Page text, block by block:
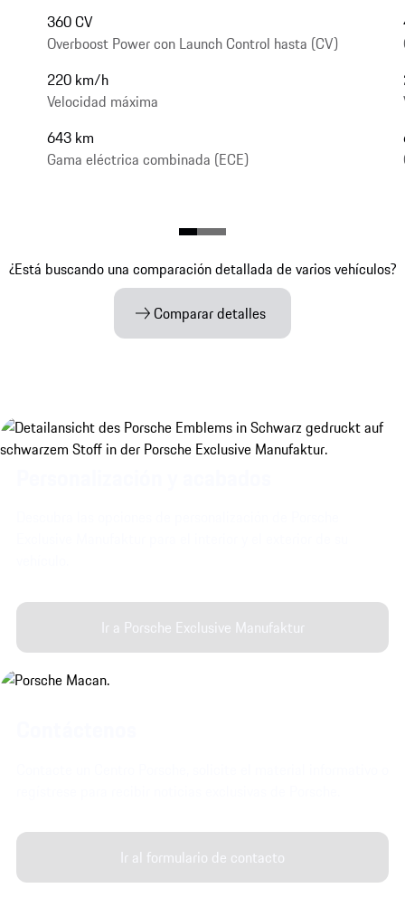
360 CV
Overboost Power con Launch Control hasta (CV)
220 km/h
Velocidad máxima
643 km
Gama eléctrica combinada (ECE)
¿Está buscando una comparación detallada de varios vehículos?
Comparar detalles
Ir a Porsche Exclusive Manufaktur
Ir al formulario de contacto